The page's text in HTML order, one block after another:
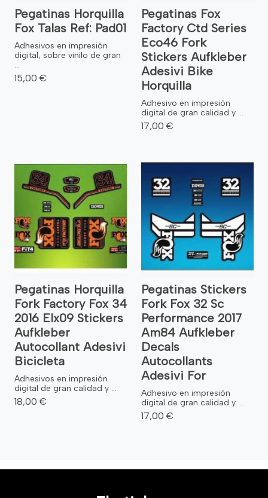
Pegatinas Horquilla
Fox Talas Ref: Pad01
Adhesivos en impresión
digital, sobre vinilo de gran
...
15,00 €
Pegatinas Fox
Factory Ctd Series
Eco46 Fork
Stickers Aufkleber
Adesivi Bike
Horquilla
Adhesivo en impresión
digital de gran calidad y ...
17,00 €
Pegatinas Horquilla
Fork Factory Fox 34
2016 Elx09 Stickers
Aufkleber
Autocollant Adesivi
Bicicleta
Adhesivos en impresión
digital de gran calidad y ...
18,00 €
Pegatinas Stickers
Fork Fox 32 Sc
Performance 2017
Am84 Aufkleber
Decals
Autocollants
Adesivi For
Adhesivo en impresión
digital de gran calidad y ...
17,00 €